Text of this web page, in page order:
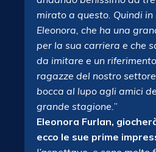
mirato a questo. Quindi
Eleonora, che ha una
per la sua carriera e che
da imitare e un
ragazze del nostro
bocca al lupo agli amici
grande stagione.”
Eleonora Furlan,
ecco le sue prime